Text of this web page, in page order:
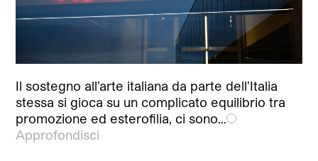
Il sostegno all’arte italiana da parte dell’Italia
stessa si gioca su un complicato equilibrio tra
promozione ed esterofilia, ci sono…
Approfondisci